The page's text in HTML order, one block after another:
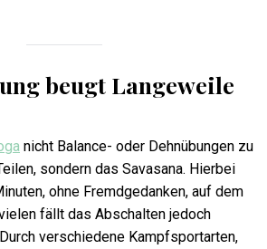
beugt Langeweile
nicht Balance- oder Dehnübungen zu
sondern das Savasana. Hierbei
ohne Fremdgedanken, auf dem
fällt das Abschalten jedoch
verschiedene Kampfsportarten,